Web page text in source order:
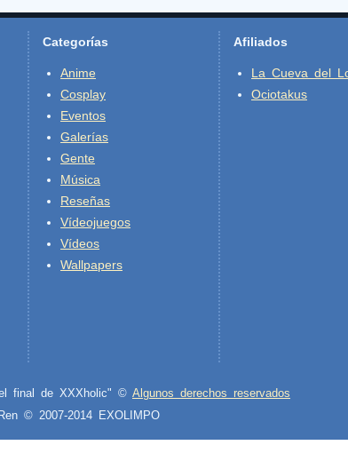
Categorías
Anime
Cosplay
Eventos
Galerías
Gente
Música
Reseñas
Vídeojuegos
Vídeos
Wallpapers
Afiliados
La Cueva del
Ociotakus
final de XXXholic" © Algunos derechos reservados
© 2007-2014 EXOLIMPO